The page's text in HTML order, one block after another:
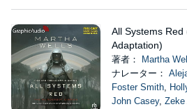
All Systems Red
Adaptation)
著者：
Martha
ナレーター：
Foster Smith,
John Casey, Zeke